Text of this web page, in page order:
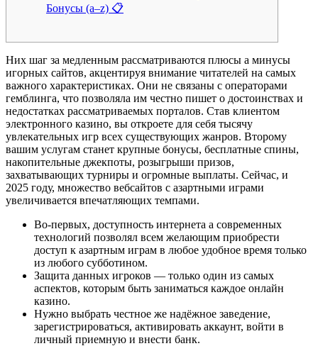
Бонусы (a–z) 📋
Них шаг за медленным рассматриваются плюсы а минусы
игорных сайтов, акцентируя внимание читателей на самых
важного характеристиках. Они не связаны с операторами
гемблинга, что позволяла им честно пишет о достоинствах и
недостатках рассматриваемых порталов. Став клиентом
электронного казино, вы откроете для себя тысячу
увлекательных игр всех существующих жанров. Второму
вашим услугам станет крупные бонусы, бесплатные спины,
накопительные джекпоты, розыгрыши призов,
захватывающих турниры и огромные выплаты. Сейчас, и
2025 году, множество вебсайтов с азартными играми
увеличивается впечатляющих темпами.
Во-первых, доступность интернета а современных
технологий позволял всем желающим приобрести
доступ к азартным играм в любое удобное время только
из любого субботином.
Защита данных игроков — только один из самых
аспектов, которым быть заниматься каждое онлайн
казино.
Нужно выбрать честное же надёжное заведение,
зарегистрироваться, активировать аккаунт, войти в
личный приемную и внести банк.